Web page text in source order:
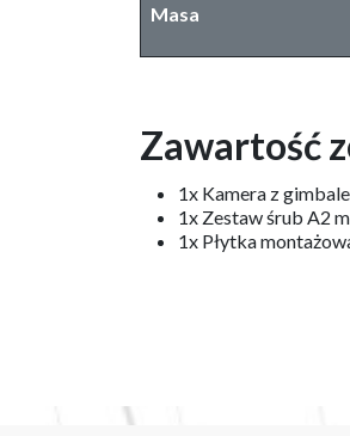
Masa
Zawartość
1x Kamera z
1x Zestaw śrub A2
1x Płytka